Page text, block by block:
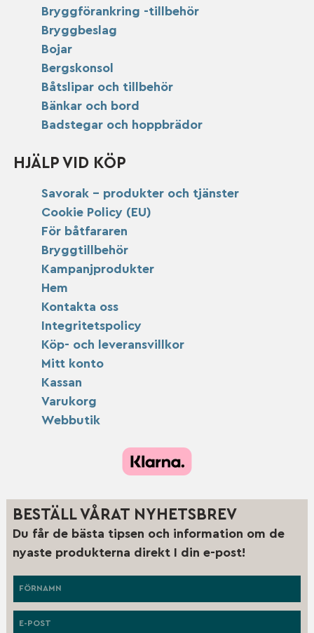
Bryggförankring -tillbehör
Bryggbeslag
Bojar
Bergskonsol
Båtslipar och tillbehör
Bänkar och bord
Badstegar och hoppbrädor
HJÄLP VID KÖP
Savorak – produkter och tjänster
Cookie Policy (EU)
För båtfararen
Bryggtillbehör
Kampanjprodukter
Hem
Kontakta oss
Integritetspolicy
Köp- och leveransvillkor
Mitt konto
Kassan
Varukorg
Webbutik
BESTÄLL VÅRAT NYHETSBREV
Du får de bästa tipsen och information om de
nyaste produkterna direkt I din e-post!